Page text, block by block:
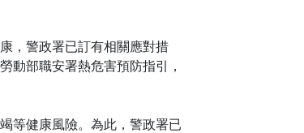
，警政署已訂有相關應對措
動部職安署熱危害預防指引，
等健康風險。為此，警政署已